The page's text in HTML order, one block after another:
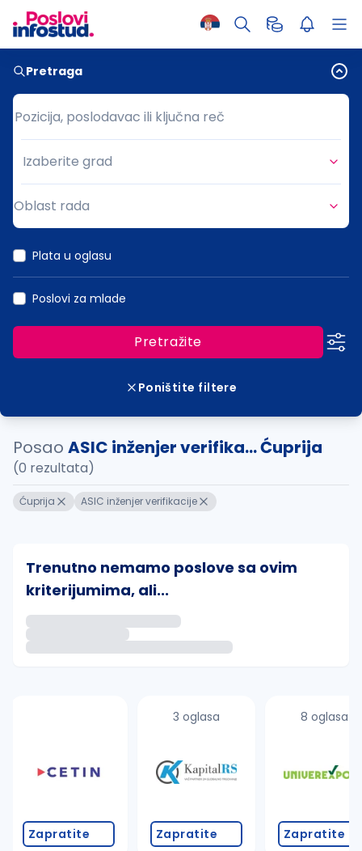
Pretraga
Pozicija, poslodavac ili ključna reč
Pozicija, poslodavac ili ključna reč
Grad
Izaberite grad
Oblast rada
Plata u oglasu
Poslovi za mlade
Pretražite
Poništite filtere
Posao ASIC inženjer verifika... Ćuprija
(0 rezultata)
Ćuprija ASIC inženjer verifikacije
Trenutno nemamo poslove sa ovim
kriterijumima, ali...
proverite pravopisne greške (koristite č, ć, š, đ,
promenite odabrane filtere pretrage
Zapratite
3 oglasa
Zapratite
8 oglasa
Zapratite